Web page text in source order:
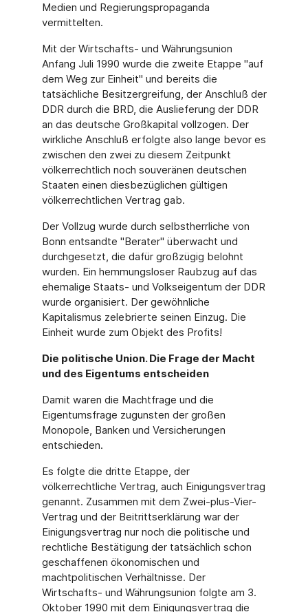
Medien und Regierungspropaganda
vermittelten.
Mit der Wirtschafts- und Währungsunion
Anfang Juli 1990 wurde die zweite Etappe "auf
dem Weg zur Einheit" und bereits die
tatsächliche Besitzergreifung, der Anschluß der
DDR durch die BRD, die Auslieferung der DDR
an das deutsche Großkapital vollzogen. Der
wirkliche Anschluß erfolgte also lange bevor es
zwischen den zwei zu diesem Zeitpunkt
völkerrechtlich noch souveränen deutschen
Staaten einen diesbezüglichen gültigen
völkerrechtlichen Vertrag gab.
Der Vollzug wurde durch selbstherrliche von
Bonn entsandte "Berater" überwacht und
durchgesetzt, die dafür großzügig belohnt
wurden. Ein hemmungsloser Raubzug auf das
ehemalige Staats- und Volkseigentum der DDR
wurde organisiert. Der gewöhnliche
Kapitalismus zelebrierte seinen Einzug. Die
Einheit wurde zum Objekt des Profits!
Die politische Union. Die Frage der Macht
und des Eigentums entscheiden
Damit waren die Machtfrage und die
Eigentumsfrage zugunsten der großen
Monopole, Banken und Versicherungen
entschieden.
Es folgte die dritte Etappe, der
völkerrechtliche Vertrag, auch Einigungsvertrag
genannt. Zusammen mit dem Zwei-plus-Vier-
Vertrag und der Beitrittserklärung war der
Einigungsvertrag nur noch die politische und
rechtliche Bestätigung der tatsächlich schon
geschaffenen ökonomischen und
machtpolitischen Verhältnisse. Der
Wirtschafts- und Währungsunion folgte am 3.
Oktober 1990 mit dem Einigungsvertrag die